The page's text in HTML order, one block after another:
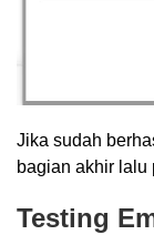
Jika sudah
bagian akhir lalu
Testing